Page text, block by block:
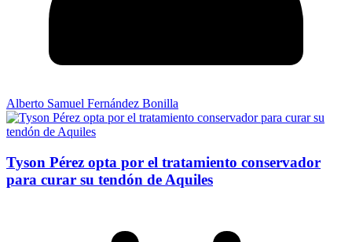
Alberto Samuel Fernández Bonilla
Tyson Pérez opta por el tratamiento conservador
para curar su tendón de Aquiles